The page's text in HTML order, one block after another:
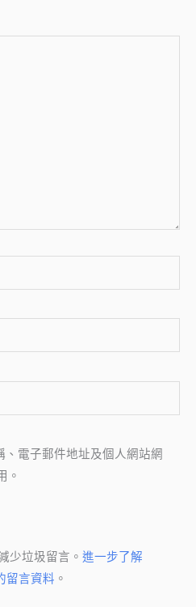
、電子郵件地址及個人網站網
。
少垃圾留言。 進一步了解
留言資料 。